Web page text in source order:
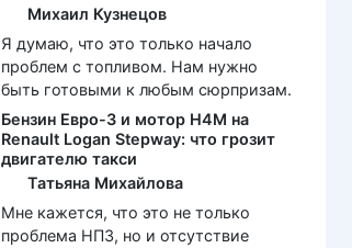
Михаил Кузнецов
Я думаю, что это только начало
проблем с топливом. Нам нужно
быть готовыми к любым сюрпризам.
Бензин Евро-3 и мотор H4M на
Renault Logan Stepway: что грозит
двигателю такси
Татьяна Михайлова
Мне кажется, что это не только
проблема НПЗ, но и отсутствие